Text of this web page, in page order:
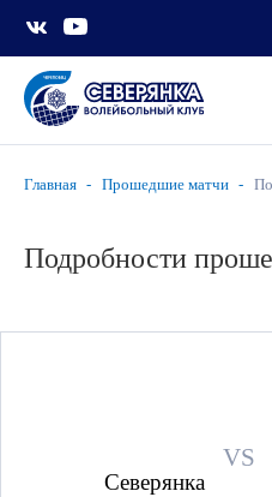
Главная Прошедшие матчи
Подробности
Северянка
VS